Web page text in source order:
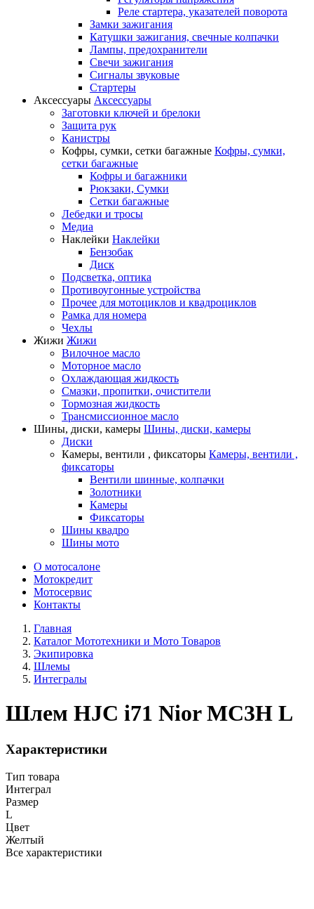
Реле стартера, указателей поворота
Замки зажигания
Катушки зажигания, свечные колпачки
Лампы, предохранители
Свечи зажигания
Сигналы звуковые
Стартеры
Аксессуары Аксессуары
Заготовки ключей и брелоки
Защита рук
Канистры
Кофры, сумки, сетки багажные Кофры, сумки,
сетки багажные
Кофры и багажники
Рюкзаки, Сумки
Сетки багажные
Лебедки и тросы
Медиа
Наклейки Наклейки
Бензобак
Диск
Подсветка, оптика
Противоугонные устройства
Прочее для мотоциклов и квадроциклов
Рамка для номера
Чехлы
Жижи Жижи
Вилочное масло
Моторное масло
Охлаждающая жидкость
Смазки, пропитки, очистители
Тормозная жидкость
Трансмиссионное масло
Шины, диски, камеры Шины, диски, камеры
Диски
Камеры, вентили , фиксаторы Камеры, вентили ,
фиксаторы
Вентили шинные, колпачки
Золотники
Камеры
Фиксаторы
Шины квадро
Шины мото
О мотосалоне
Мотокредит
Мотосервис
Контакты
Главная
Каталог Мототехники и Мото Товаров
Экипировка
Шлемы
Интегралы
Шлем HJC i71 Nior MC3H L
Характеристики
Тип товара
Интеграл
Размер
L
Цвет
Желтый
Все характеристики